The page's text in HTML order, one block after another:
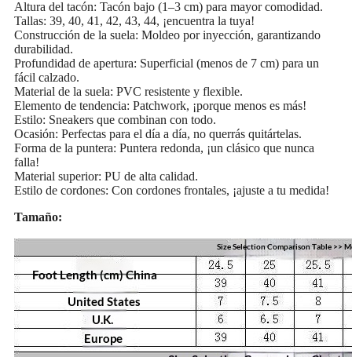
Altura del tacón: Tacón bajo (1–3 cm) para mayor comodidad.
Tallas: 39, 40, 41, 42, 43, 44, ¡encuentra la tuya!
Construcción de la suela: Moldeo por inyección, garantizando
durabilidad.
Profundidad de apertura: Superficial (menos de 7 cm) para un
fácil calzado.
Material de la suela: PVC resistente y flexible.
Elemento de tendencia: Patchwork, ¡porque menos es más!
Estilo: Sneakers que combinan con todo.
Ocasión: Perfectas para el día a día, no querrás quitártelas.
Forma de la puntera: Puntera redonda, ¡un clásico que nunca
falla!
Material superior: PU de alta calidad.
Estilo de cordones: Con cordones frontales, ¡ajuste a tu medida!
Tamaño: